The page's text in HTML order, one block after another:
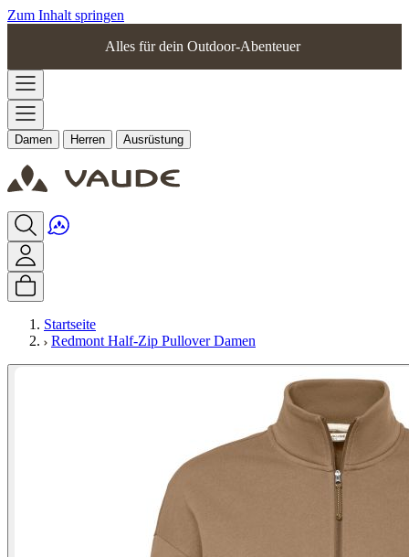
Zum Inhalt springen
Alles für dein Outdoor-Abenteuer
Damen Herren Ausrüstung
Startseite
Redmont Half-Zip Pullover Damen